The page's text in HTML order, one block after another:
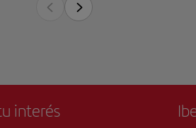
construido en el siglo XVIII
la Antigua Roma. Hoy en día
interés